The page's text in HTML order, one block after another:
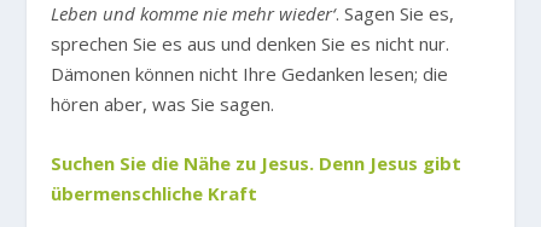
Leben und komme nie mehr wieder‘. Sagen Sie es,
sprechen Sie es aus und denken Sie es nicht nur.
Dämonen können nicht Ihre Gedanken lesen; die
hören aber, was Sie sagen.
Suchen Sie die Nähe zu Jesus. Denn Jesus gibt
übermenschliche Kraft